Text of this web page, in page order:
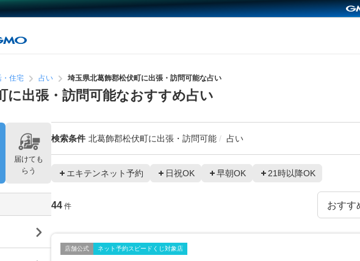
・住宅 占い 埼玉県北葛飾郡松伏町に出張・訪問可能な占い
に出張・訪問可能なおすすめ占い
検索条件 北葛飾郡松伏町に出張・訪問可能 占い
エキテンネット予約 日祝OK 早朝OK 21時以降OK
44 件
店舗公式 ネット予約スピードくじ対象店
届けても
らう